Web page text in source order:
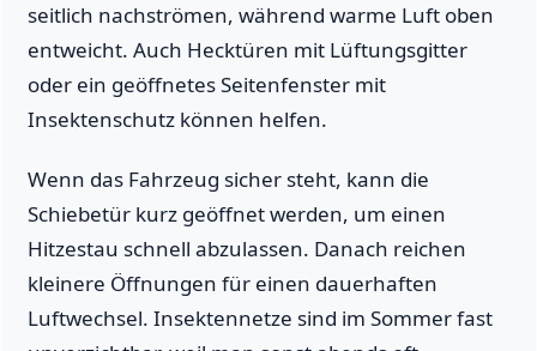
seitlich nachströmen, während warme Luft oben
entweicht. Auch Hecktüren mit Lüftungsgitter
oder ein geöffnetes Seitenfenster mit
Insektenschutz können helfen.
Wenn das Fahrzeug sicher steht, kann die
Schiebetür kurz geöffnet werden, um einen
Hitzestau schnell abzulassen. Danach reichen
kleinere Öffnungen für einen dauerhaften
Luftwechsel. Insektennetze sind im Sommer fast